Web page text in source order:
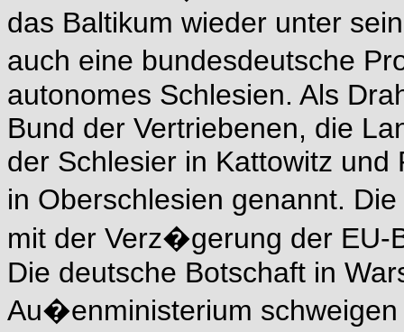
das Baltikum wieder unter
auch eine bundesdeutsche
autonomes Schlesien. Als
Bund der Vertriebenen, die
der Schlesier in Kattowitz
in Oberschlesien genannt.
mit der Verz�gerung der EU-
Die deutsche Botschaft in
Au�enministerium